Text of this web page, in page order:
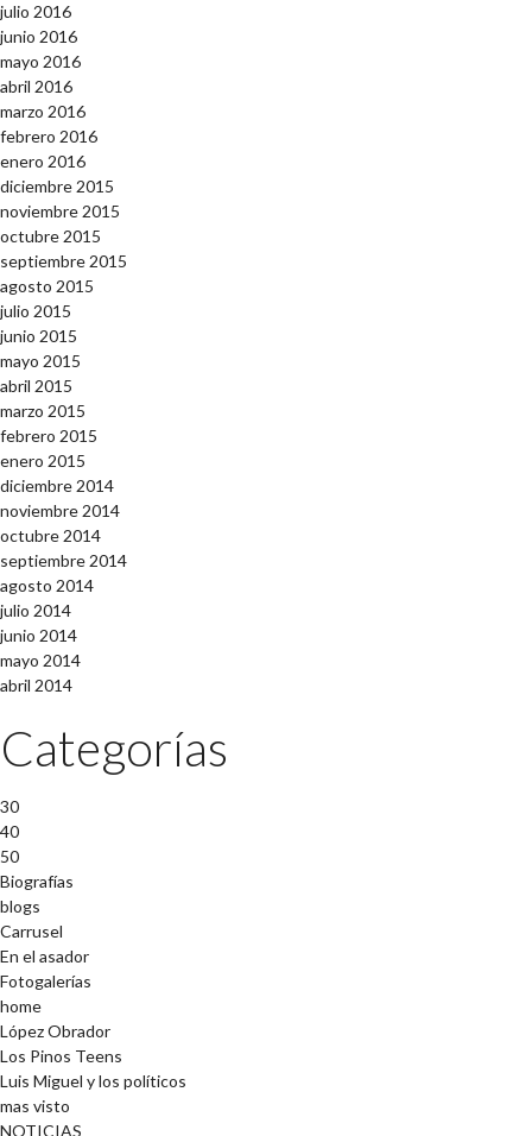
julio 2016
junio 2016
mayo 2016
abril 2016
marzo 2016
febrero 2016
enero 2016
diciembre 2015
noviembre 2015
octubre 2015
septiembre 2015
agosto 2015
julio 2015
junio 2015
mayo 2015
abril 2015
marzo 2015
febrero 2015
enero 2015
diciembre 2014
noviembre 2014
octubre 2014
septiembre 2014
agosto 2014
julio 2014
junio 2014
mayo 2014
abril 2014
Categorías
30
40
50
Biografías
blogs
Carrusel
En el asador
Fotogalerías
home
López Obrador
Los Pinos Teens
Luis Miguel y los políticos
mas visto
NOTICIAS